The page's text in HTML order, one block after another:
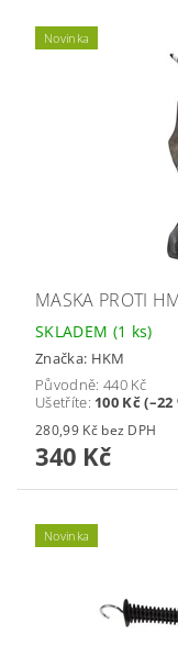
Novinka
MASKA PROTI
SKLADEM (1 ks)
Značka: HKM
Původně: 440 Kč
Ušetříte: 100 Kč (–22
280,99 Kč bez DPH
340 Kč
Novinka